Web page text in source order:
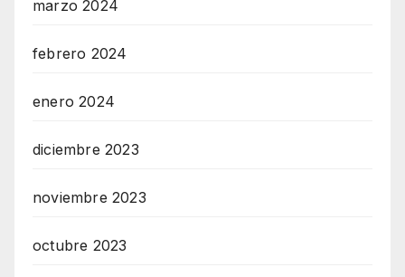
marzo 2024
febrero 2024
enero 2024
diciembre 2023
noviembre 2023
octubre 2023